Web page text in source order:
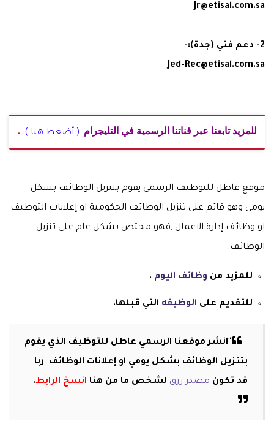
Jr@etisal.com.sa
2- دعم فني (جدة):-
Jed-Rec@etisal.com.sa
للمزيد تابعنا عبر قناتنا الرسمية في التليجرام ( أضغط هنا ) .
موقع عاطل للتوظيف الرسمي يقوم بتنزيل الوظائف بشكل
يومي وهو قائم على تنزيل الوظائف الحكومية او إعلانات التوظيف
او وظائف إدارة الاعمال ,فهو مختص بشكل عام على تنزيل
الوظائف.
للمزيد من وظائف اليوم .
للتقديم على الوظيفه التي قبلها.
"انشر موقعنا الرسمي عاطل للتوظيف الذي يقوم
بتنزيل الوظائف بشكل يومي او إعلانات الوظائف ربا
قد تكون مصدر رزق لشخص ما من هنا انسخ الرابط.